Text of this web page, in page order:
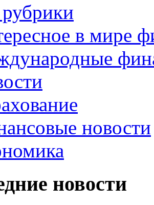
в мире
новости
новости